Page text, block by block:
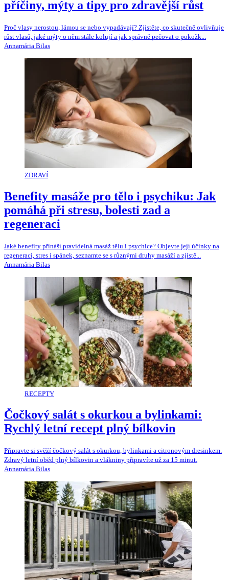
příčiny, mýty a tipy pro zdravější růst
Proč vlasy nerostou, lámou se nebo vypadávají? Zjistěte, co skutečně ovlivňuje
růst vlasů, jaké mýty o něm stále kolují a jak správně pečovat o pokožk...
Annamária Bilas
ZDRAVÍ
Benefity masáže pro tělo i psychiku: Jak
pomáhá při stresu, bolesti zad a
regeneraci
Jaké benefity přináší pravidelná masáž tělu i psychice? Objevte její účinky na
regeneraci, stres i spánek, seznamte se s různými druhy masáží a zjistě...
Annamária Bilas
RECEPTY
Čočkový salát s okurkou a bylinkami:
Rychlý letní recept plný bílkovin
Připravte si svěží čočkový salát s okurkou, bylinkami a citronovým dresinkem.
Zdravý letní oběd plný bílkovin a vlákniny připravíte už za 15 minut.
Annamária Bilas